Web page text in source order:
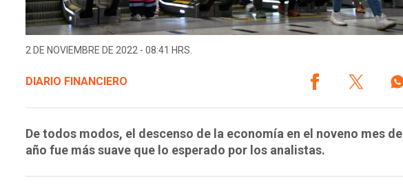
2 DE NOVIEMBRE DE 2022 - 08:41 HRS.
DIARIO FINANCIERO
De todos modos, el descenso de la economía en el noveno mes del
año fue más suave que lo esperado por los analistas.